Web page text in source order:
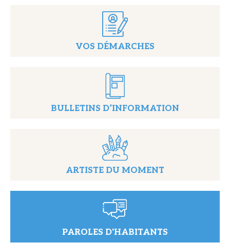
VOS DÉMARCHES
BULLETINS D’INFORMATION
ARTISTE DU MOMENT
PAROLES D'HABITANTS